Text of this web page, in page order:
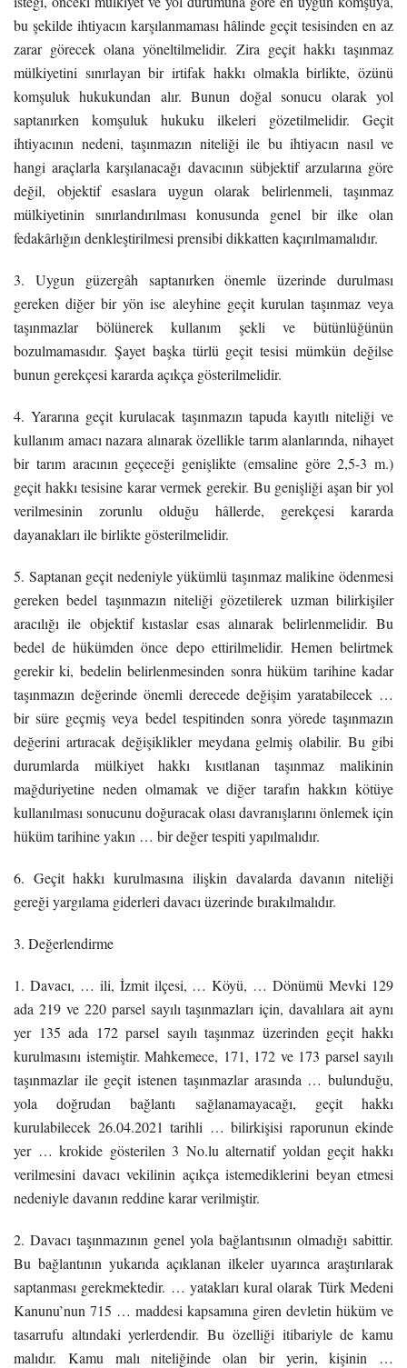
bu şekilde ihtiyacın karşılanmaması hâlinde geçit tesisinden en az
zarar görecek olana yöneltilmelidir. Zira geçit hakkı taşınmaz
mülkiyetini sınırlayan bir irtifak hakkı olmakla birlikte, özünü
komşuluk hukukundan alır. Bunun doğal sonucu olarak yol
saptanırken komşuluk hukuku ilkeleri gözetilmelidir. Geçit
ihtiyacının nedeni, taşınmazın niteliği ile bu ihtiyacın nasıl ve
hangi araçlarla karşılanacağı davacının sübjektif arzularına göre
değil, objektif esaslara uygun olarak belirlenmeli, taşınmaz
mülkiyetinin sınırlandırılması konusunda genel bir ilke olan
fedakârlığın denkleştirilmesi prensibi dikkatten kaçırılmamalıdır.
3. Uygun güzergâh saptanırken önemle üzerinde durulması
gereken diğer bir yön ise aleyhine geçit kurulan taşınmaz veya
taşınmazlar bölünerek kullanım şekli ve bütünlüğünün
bozulmamasıdır. Şayet başka türlü geçit tesisi mümkün değilse
bunun gerekçesi kararda açıkça gösterilmelidir.
4. Yararına geçit kurulacak taşınmazın tapuda kayıtlı niteliği ve
kullanım amacı nazara alınarak özellikle tarım alanlarında, nihayet
bir tarım aracının geçeceği genişlikte (emsaline göre 2,5-3 m.)
geçit hakkı tesisine karar vermek gerekir. Bu genişliği aşan bir yol
verilmesinin zorunlu olduğu hâllerde, gerekçesi kararda
dayanakları ile birlikte gösterilmelidir.
5. Saptanan geçit nedeniyle yükümlü taşınmaz malikine ödenmesi
gereken bedel taşınmazın niteliği gözetilerek uzman bilirkişiler
aracılığı ile objektif kıstaslar esas alınarak belirlenmelidir. Bu
bedel de hükümden önce depo ettirilmelidir. Hemen belirtmek
gerekir ki, bedelin belirlenmesinden sonra hüküm tarihine kadar
taşınmazın değerinde önemli derecede değişim yaratabilecek …
bir süre geçmiş veya bedel tespitinden sonra yörede taşınmazın
değerini artıracak değişiklikler meydana gelmiş olabilir. Bu gibi
durumlarda mülkiyet hakkı kısıtlanan taşınmaz malikinin
mağduriyetine neden olmamak ve diğer tarafın hakkın kötüye
kullanılması sonucunu doğuracak olası davranışlarını önlemek için
hüküm tarihine yakın … bir değer tespiti yapılmalıdır.
6. Geçit hakkı kurulmasına ilişkin davalarda davanın niteliği
gereği yargılama giderleri davacı üzerinde bırakılmalıdır.
3. Değerlendirme
1. Davacı, … ili, İzmit ilçesi, … Köyü, … Dönümü Mevki 129
ada 219 ve 220 parsel sayılı taşınmazları için, davalılara ait aynı
yer 135 ada 172 parsel sayılı taşınmaz üzerinden geçit hakkı
kurulmasını istemiştir. Mahkemece, 171, 172 ve 173 parsel sayılı
taşınmazlar ile geçit istenen taşınmazlar arasında … bulunduğu,
yola doğrudan bağlantı sağlanamayacağı, geçit hakkı
kurulabilecek 26.04.2021 tarihli … bilirkişisi raporunun ekinde
yer … krokide gösterilen 3 No.lu alternatif yoldan geçit hakkı
verilmesini davacı vekilinin açıkça istemediklerini beyan etmesi
nedeniyle davanın reddine karar verilmiştir.
2. Davacı taşınmazının genel yola bağlantısının olmadığı sabittir.
Bu bağlantının yukarıda açıklanan ilkeler uyarınca araştırılarak
saptanması gerekmektedir. … yatakları kural olarak Türk Medeni
Kanunu’nun 715 … maddesi kapsamına giren devletin hüküm ve
tasarrufu altındaki yerlerdendir. Bu özelliği itibariyle de kamu
malıdır. Kamu malı niteliğinde olan bir yerin, kişinin …